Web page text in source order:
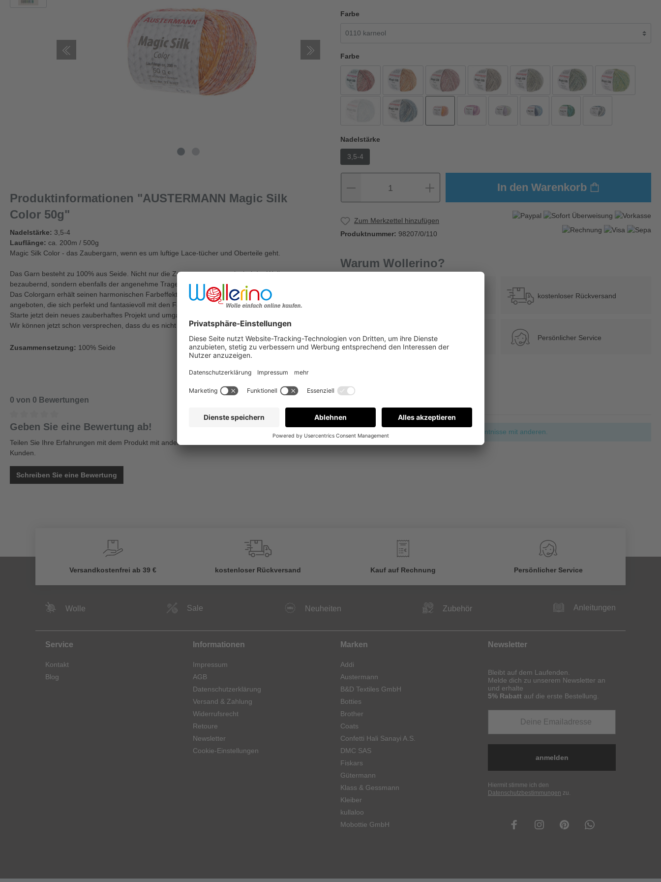
Produktinformationen "AUSTERMANN Magic Silk
Color 50g"
Nadelstärke: 3,5-4
Lauflänge: ca. 200m / 500g
Magic Silk Color - das Zaubergarn, wenn es um luftige Lace-tücher und Oberteile geht.
Das Garn besteht zu 100% aus Seide. Nicht nur die Zusammensetzung ist bei der Wolle so
bezaubernd, sondern ebenfalls der angenehme Tragekomfort.
Das Colorgarn erhält seinen harmonischen Farbeffekt durch Spraydruck. Es wird in 15 Colorfarben
angeboten, die sich perfekt und fantasievoll mit den Farben des Uni-Garnes kombinieren lassen.
Starte jetzt dein neues zauberhaftes Projekt und umgarne dich mit diesem edlen Garn.
Wir können jetzt schon versprechen, dass du es nicht bereuen wirst die Wolle zu testen.
Zusammensetzung: 100% Seide
Farbe
Farbe
Nadelstärke
3,5-4
1 In den Warenkorb
Zum Merkzettel hinzufügen
Produktnummer: 98207/0/110
Warum Wollerino?
kostenloser Rückversand
Kauf auf Rechnung Persönlicher Service
0 von 0 Bewertungen
Geben Sie eine Bewertung ab!
Teilen Sie Ihre Erfahrungen mit dem Produkt mit anderen
Kunden.
Schreiben Sie eine Bewertung
Keine Bewertungen gefunden. Gehen Sie voran und teilen Sie Ihre Erkenntnisse mit anderen.
Versandkostenfrei ab 39 € kostenloser Rückversand
€
Kauf auf Rechnung Persönlicher Service
Wolle Sale Neuheiten Zubehör Anleitungen
Service
Kontakt
Blog
Informationen
Impressum
AGB
Datenschutzerklärung
Versand & Zahlung
Widerrufsrecht
Retoure
Newsletter
Cookie-Einstellungen
Marken
Addi
Austermann
B&D Textiles GmbH
Botties
Brother
Coats
Confetti Hali Sanayi A.S.
DMC SAS
Fiskars
Gütermann
Klass & Gessmann
Kleiber
kullaloo
Mobottie GmbH
Newsletter
Bleibt auf dem Laufenden.
Melde dich zu unserem Newsletter an
und erhalte
5% Rabatt auf die erste Bestellung.
anmelden
Hiermit stimme ich den
Datenschutzbestimmungen zu.